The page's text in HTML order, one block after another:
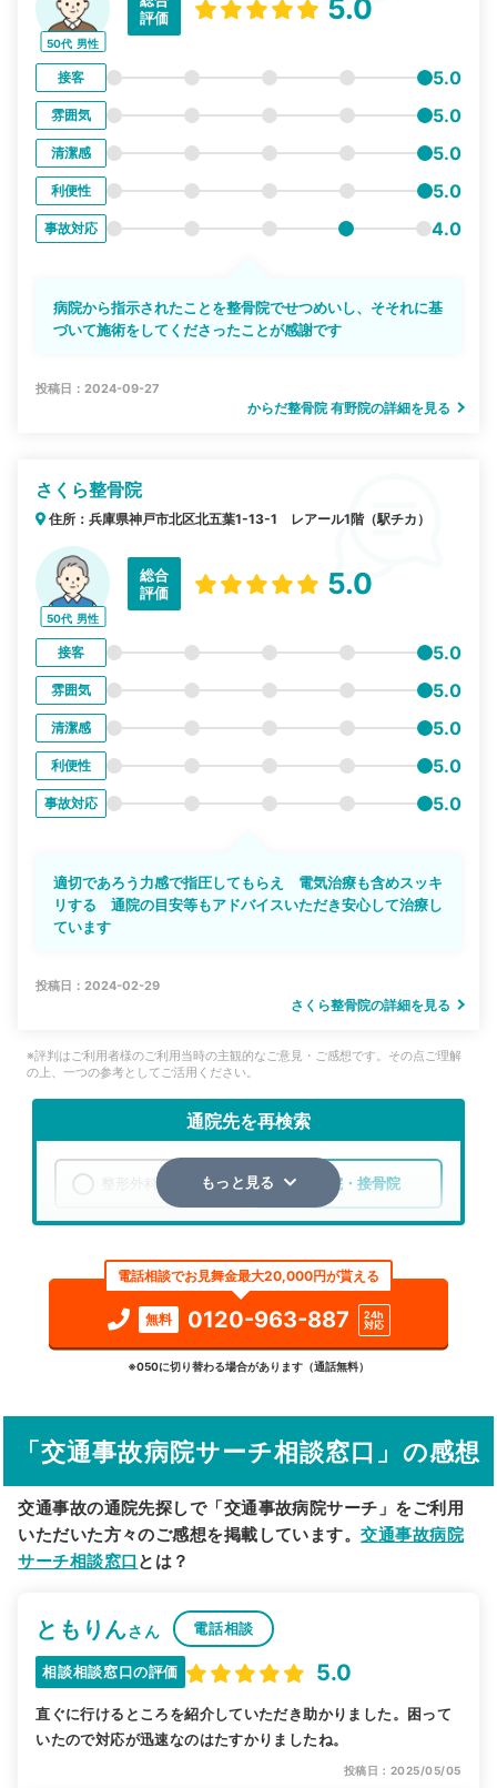
50代 男性
評価
5.0
接客 5.0
雰囲気 5.0
清潔感 5.0
利便性 5.0
事故対応 4.0
病院から指示されたことを整骨院でせつめいし、そそれに基
づいて施術をしてくださったことが感謝です
投稿日：2024-09-27
からだ整骨院 有野院の詳細を見る
さくら整骨院
住所：兵庫県神戸市北区北五葉1-13-1 レアール1階（駅チカ）
50代 男性
総合
評価
5.0
接客 5.0
雰囲気 5.0
清潔感 5.0
利便性 5.0
事故対応 5.0
適切であろう力感で指圧してもらえ 電気治療も含めスッキ
リする 通院の目安等もアドバイスいただき安心して治療し
ています
投稿日：2024-02-29
さくら整骨院の詳細を見る
※評判はご利用者様のご利用当時の主観的なご意見・ご感想です。その点ご理解
の上、一つの参考としてご活用ください。
通院先を再検索
整形外科 整骨院・接骨院
検索する
詳細条件で絞り込む
駅から探す 院名から探す
もっと見る
電話相談でお見舞金最大20,000円が貰える
無料 0120-963-887
24h
対応
※050に切り替わる場合があります（通話無料）
「交通事故病院サーチ相談窓口」の感想
交通事故の通院先探しで「交通事故病院サーチ」をご利用
いただいた方々のご感想を掲載しています。交通事故病院
サーチ相談窓口 とは？
ともりんさん 電話相談
相談相談窓口の評価 5.0
直ぐに行けるところを紹介していただき助かりました。困って
いたので対応が迅速なのはたすかりましたね。
投稿日：2025/05/05